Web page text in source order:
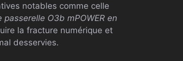
notables comme celle
passerelle O3b mPOWER en
la fracture numérique et
desservies.